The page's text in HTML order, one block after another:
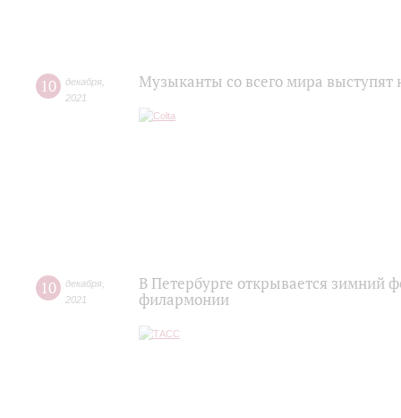
10 декабря
2021
Музыканты со всего мира выступят
10 декабря
2021
В Петербурге открывается зимний
филармонии